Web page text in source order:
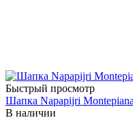
Быстрый просмотр
Шапка Napapijri
В наличии